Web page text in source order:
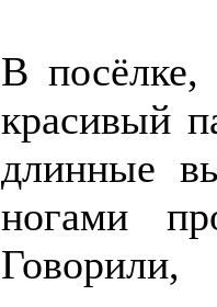
В
красивый
длинные
ногами